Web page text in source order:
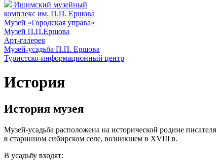
Ишимский музейный
комплекс им. П.П. Ершова
Музей «Городская управа»
Музей П.П.Ершова
Арт-галерея
Музей-усадьба П.П. Ершова
Туристско-информационный центр
История
История музея
Музей-усадьба расположена на исторической родине писателя
в старинном сибирском селе, возникшем в XVIII в.
В усадьбу входят: